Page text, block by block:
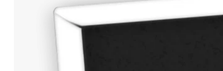
Stoffarmbänder
Kühlschrankmagnete